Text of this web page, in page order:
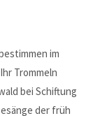
im
Trommeln
bei Schiftung
der früh